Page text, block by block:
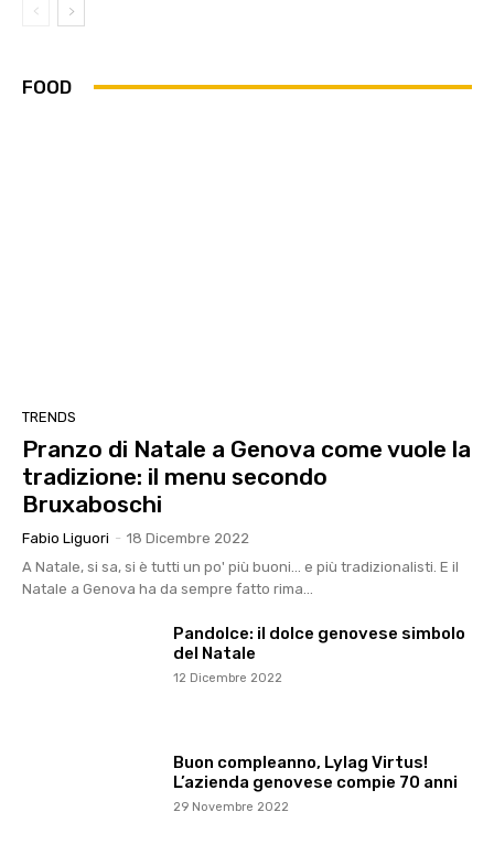
FOOD
TRENDS
Pranzo di Natale a Genova come vuole la
tradizione: il menu secondo
Bruxaboschi
Fabio Liguori - 18 Dicembre 2022
A Natale, si sa, si è tutti un po' più buoni... e più tradizionalisti. E il
Natale a Genova ha da sempre fatto rima...
Pandolce: il dolce genovese simbolo
del Natale
12 Dicembre 2022
Buon compleanno, Lylag Virtus!
L’azienda genovese compie 70 anni
29 Novembre 2022